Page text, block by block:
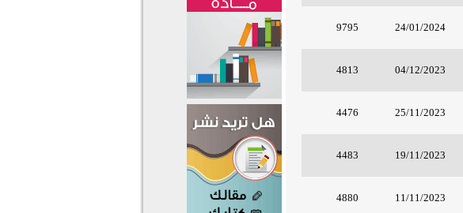
24/01/2024
9795
04/12/2023
4813
25/11/2023
4476
19/11/2023
4483
11/11/2023
4880